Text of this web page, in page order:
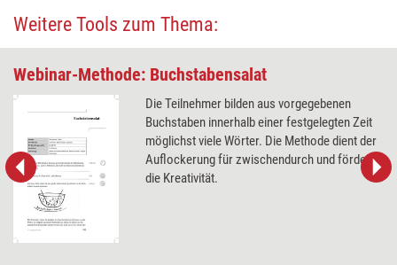
Weitere Tools zum Thema:
Webinar-Methode: Buchstabensalat
Die Teilnehmer bilden aus vorgegebenen
Buchstaben innerhalb einer festgelegten Zeit
möglichst viele Wörter. Die Methode dient der
Auflockerung für zwischendurch und fördert
die Kreativität.